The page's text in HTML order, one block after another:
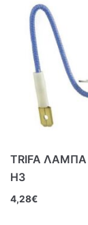
TRIFA ΛΑΜΠΑ
Η3
4,28€